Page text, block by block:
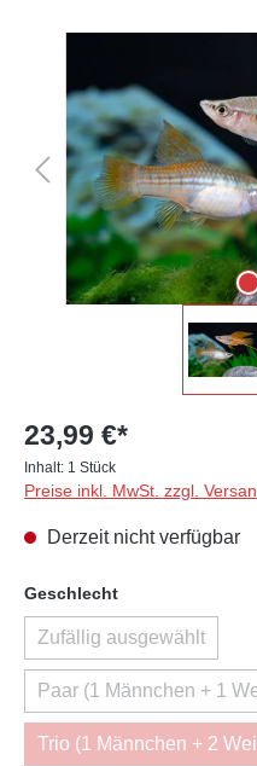
23,99 €*
Inhalt: 1 Stück
Preise inkl. MwSt. zzgl.
Derzeit nicht verfügbar
Geschlechtauswählen
Zufällig ausgewählt
(Diese Option ist
Paar (1 Männchen + 1
(Diese
Trio (1 Männchen + 2
(Diese